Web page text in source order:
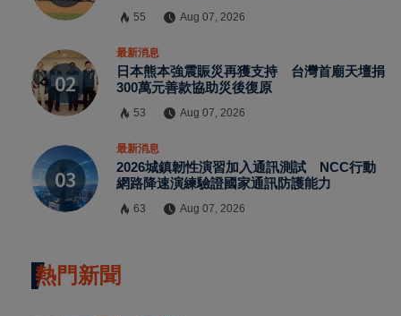
55 Aug 07, 2026
最新消息
日本熊本強震賑災再獲支持 台灣首廟天壇捐
300萬元善款協助災後復原
53 Aug 07, 2026
最新消息
2026城鎮韌性演習加入通訊測試 NCC行動
網路降速演練驗證國家通訊防護能力
63 Aug 07, 2026
熱門新聞